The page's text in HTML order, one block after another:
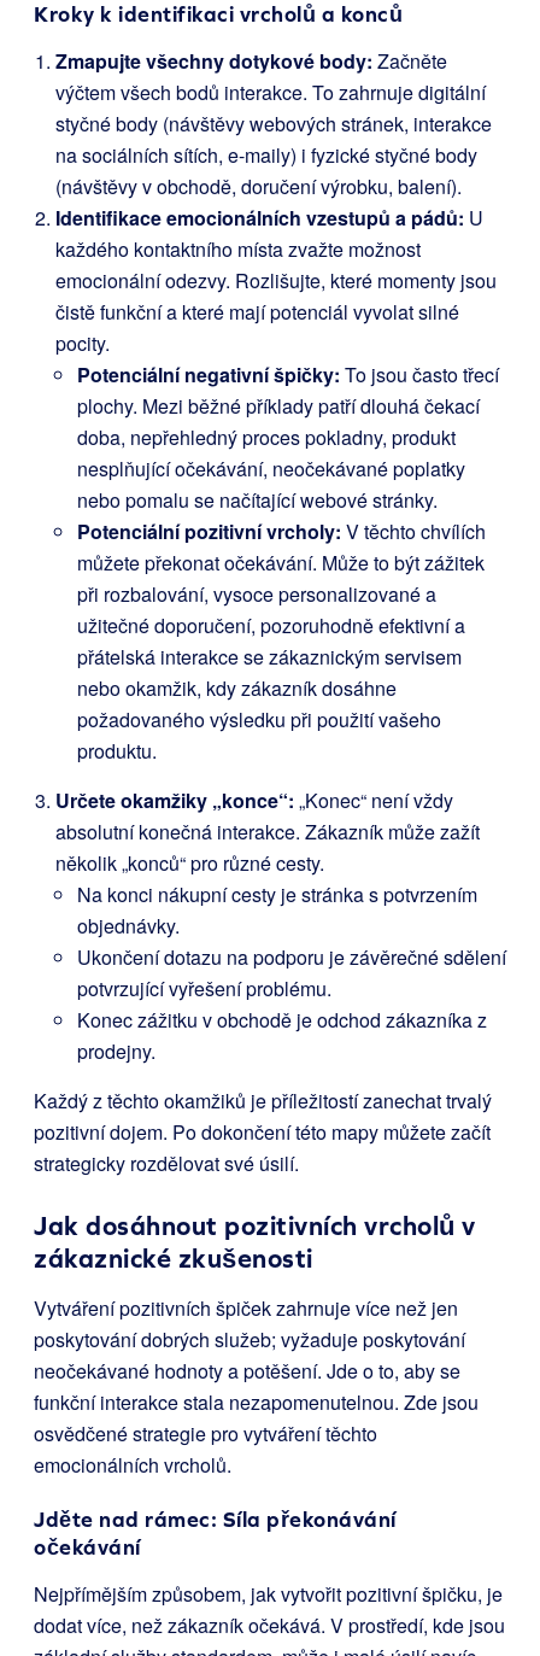
Kroky k identifikaci vrcholů a konců
Zmapujte všechny dotykové body: Začněte
výčtem všech bodů interakce. To zahrnuje digitální
styčné body (návštěvy webových stránek, interakce
na sociálních sítích, e-maily) i fyzické styčné body
(návštěvy v obchodě, doručení výrobku, balení).
Identifikace emocionálních vzestupů a pádů: U
každého kontaktního místa zvažte možnost
emocionální odezvy. Rozlišujte, které momenty jsou
čistě funkční a které mají potenciál vyvolat silné
pocity.
Potenciální negativní špičky: To jsou často třecí
plochy. Mezi běžné příklady patří dlouhá čekací
doba, nepřehledný proces pokladny, produkt
nesplňující očekávání, neočekávané poplatky
nebo pomalu se načítající webové stránky.
Potenciální pozitivní vrcholy: V těchto chvílích
můžete překonat očekávání. Může to být zážitek
při rozbalování, vysoce personalizované a
užitečné doporučení, pozoruhodně efektivní a
přátelská interakce se zákaznickým servisem
nebo okamžik, kdy zákazník dosáhne
požadovaného výsledku při použití vašeho
produktu.
Určete okamžiky „konce“: „Konec“ není vždy
absolutní konečná interakce. Zákazník může zažít
několik „konců“ pro různé cesty.
Na konci nákupní cesty je stránka s potvrzením
objednávky.
Ukončení dotazu na podporu je závěrečné sdělení
potvrzující vyřešení problému.
Konec zážitku v obchodě je odchod zákazníka z
prodejny.
Každý z těchto okamžiků je příležitostí zanechat trvalý
pozitivní dojem. Po dokončení této mapy můžete začít
strategicky rozdělovat své úsilí.
Jak dosáhnout pozitivních vrcholů v
zákaznické zkušenosti
Vytváření pozitivních špiček zahrnuje více než jen
poskytování dobrých služeb; vyžaduje poskytování
neočekávané hodnoty a potěšení. Jde o to, aby se
funkční interakce stala nezapomenutelnou. Zde jsou
osvědčené strategie pro vytváření těchto
emocionálních vrcholů.
Jděte nad rámec: Síla překonávání
očekávání
Nejpřímějším způsobem, jak vytvořit pozitivní špičku, je
dodat více, než zákazník očekává. V prostředí, kde jsou